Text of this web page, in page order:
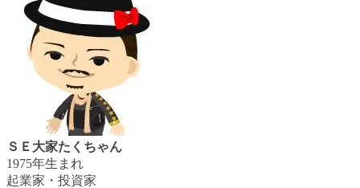
ＳＥ大家たくちゃん
1975年生まれ
起業家・投資家